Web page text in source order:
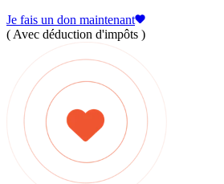
Je fais un don maintenant
( Avec déduction d'impôts )